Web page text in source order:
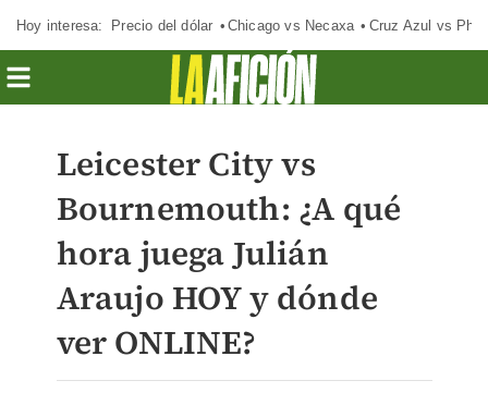
Hoy interesa: Precio del dólar Chicago vs Necaxa Cruz Azul vs
Leicester City vs
Bournemouth: ¿A qué
hora juega Julián
Araujo HOY y dónde
ver ONLINE?